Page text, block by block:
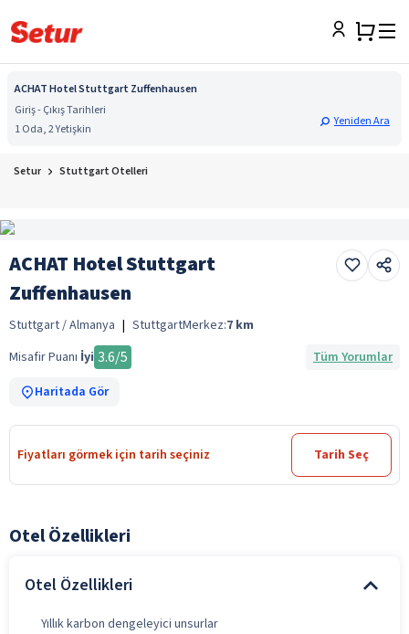
ACHAT Hotel Stuttgart Zuffenhausen
Giriş - Çıkış Tarihleri
1 Oda, 2 Yetişkin
Yeniden Ara
Setur Stuttgart Otelleri
ACHAT Hotel Stuttgart
Zuffenhausen
Stuttgart / Almanya | StuttgartMerkez:7 km
Misafir Puanı İyi 3.6/5
Tüm Yorumlar
Haritada Gör
Fiyatları görmek için tarih seçiniz Tarih Seç
Otel Özellikleri
Otel Özellikleri
Yıllık karbon dengeleyici unsurlar